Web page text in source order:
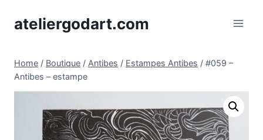
ateliergodart.com
Home / Boutique / Antibes / Estampes Antibes / #059 –
Antibes – estampe